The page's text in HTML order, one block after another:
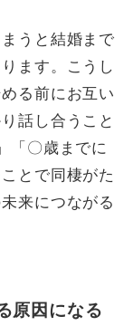
うと結婚まで
ます。こうし
る前にお互い
話し合うこと
「〇歳までに
とで同棲がた
来につながる
原因になる